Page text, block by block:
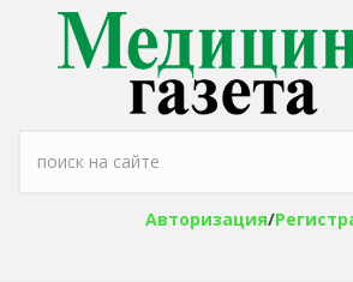
Перейти к основному содержанию
Форма поиска
Авторизация/